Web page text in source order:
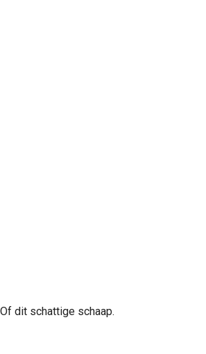
Of dit schattige schaap.